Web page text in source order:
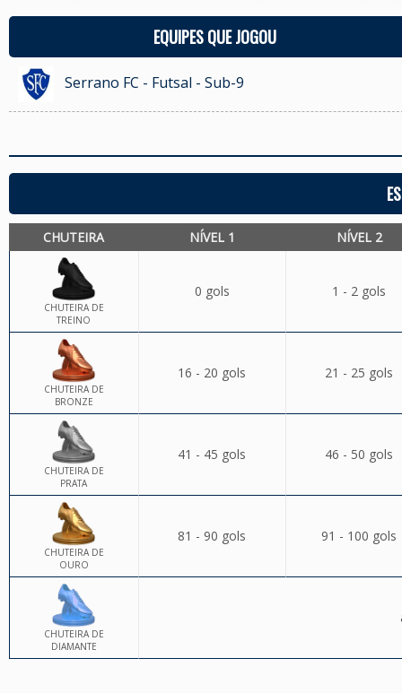
EQUIPES QUE JOGOU
Serrano FC - Futsal - Sub-9
CHUTEIRA NÍVEL 1 NÍVEL 2
CHUTEIRA DE
TREINO
0 gols 1 - 2 gols
CHUTEIRA DE
BRONZE
16 - 20 gols 21 - 25 gols
CHUTEIRA DE
PRATA
41 - 45 gols 46 - 50 gols
CHUTEIRA DE
OURO
81 - 90 gols 91 - 100 gols
CHUTEIRA DE
DIAMANTE